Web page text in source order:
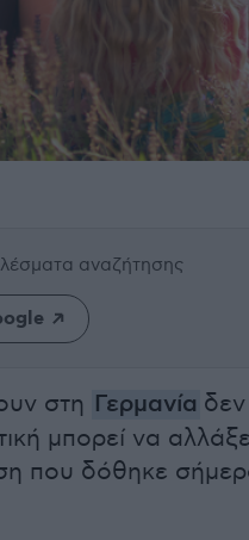
αναζήτησης
στη Γερμανία δεν
μπορεί να
που δόθηκε